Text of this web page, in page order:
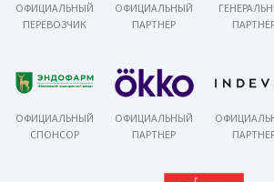
ОФИЦИАЛЬНЫЙ
ПЕРЕВОЗЧИК
ОФИЦИАЛЬНЫЙ
ПАРТНЕР
ОФИЦИАЛЬНЫЙ
СПОНСОР
ОФИЦИАЛЬНЫЙ
ПАРТНЕР